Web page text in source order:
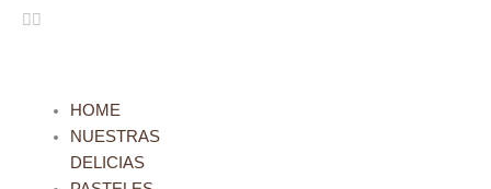
HOME
NUESTRAS
DELICIAS